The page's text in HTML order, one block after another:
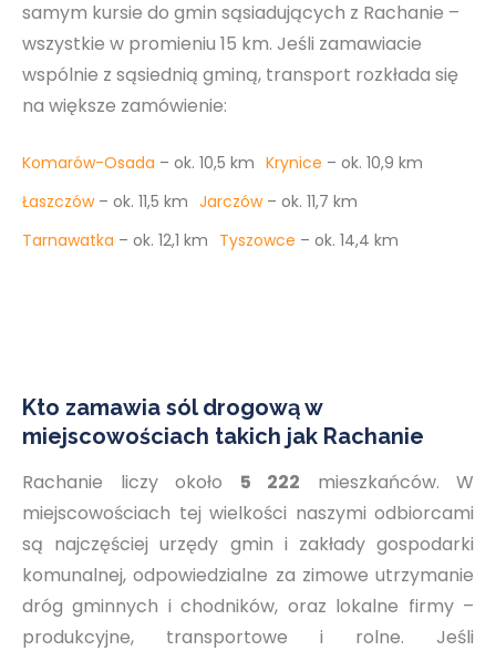
samym kursie do gmin sąsiadujących z Rachanie –
wszystkie w promieniu 15 km. Jeśli zamawiacie
wspólnie z sąsiednią gminą, transport rozkłada się
na większe zamówienie:
Komarów-Osada – ok. 10,5 km Krynice – ok. 10,9 km
Łaszczów – ok. 11,5 km Jarczów – ok. 11,7 km
Tarnawatka – ok. 12,1 km Tyszowce – ok. 14,4 km
Kto zamawia sól drogową w
miejscowościach takich jak Rachanie
Rachanie liczy około 5 222 mieszkańców. W
miejscowościach tej wielkości naszymi odbiorcami
są najczęściej urzędy gmin i zakłady gospodarki
komunalnej, odpowiedzialne za zimowe utrzymanie
dróg gminnych i chodników, oraz lokalne firmy –
produkcyjne, transportowe i rolne. Jeśli